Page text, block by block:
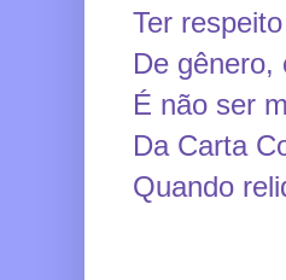
Ter
De gênero,
É não ser
Da Carta
Quando